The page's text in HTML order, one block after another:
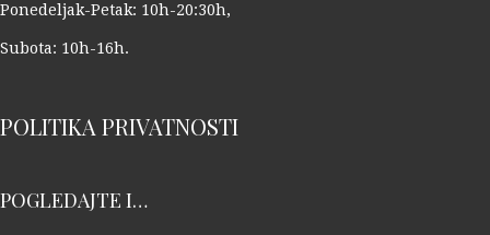
Ponedeljak-Petak: 10h-20:30h,
Subota: 10h-16h.
POLITIKA PRIVATNOSTI
POGLEDAJTE I…